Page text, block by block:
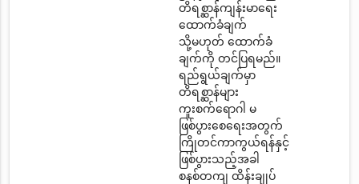
တိရစ္ဆာန်ကျန်းမာရေး
ထောက်ခံချက်
သို့မဟုတ် ထောက်ခံ
ချက်ကို တင်ပြရမည်။
ရည်ရွယ်ချက်မှာ
တိရစ္ဆာန်များ
ကူးစက်ရောဂါ မ
ဖြစ်ပွားစေရေးအတွက်
ကြိုတင်ကာကွယ်ရန်နှင့်
ဖြစ်ပွားသည့်အခါ
စနစ်တကျ ထိန်းချုပ်